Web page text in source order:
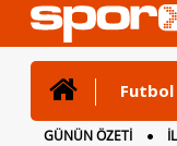
Futbol
GÜNÜN ÖZETİ